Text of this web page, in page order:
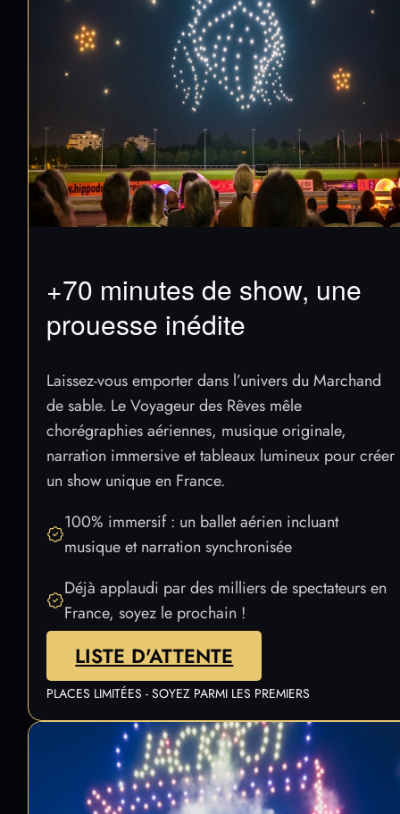
+70 minutes de show, une
prouesse inédite
Laissez-vous emporter dans l’univers du Marchand
de sable. Le Voyageur des Rêves mêle
chorégraphies aériennes, musique originale,
un show unique en France.
musique et narration synchronisée
Déjà applaudi par des milliers de spectateurs en
France, soyez le prochain !
LISTE D'ATTENTE
PLACES LIMITÉES - SOYEZ PARMI LES PREMIERS